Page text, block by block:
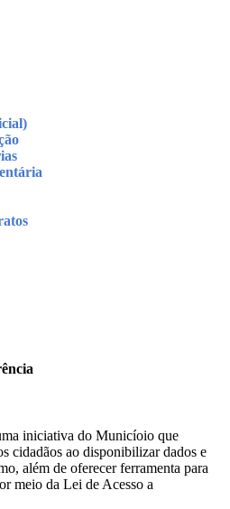
iniciativa do Municíoio que
cidadãos ao disponibilizar dados e
além de oferecer ferramenta para
meio da Lei de Acesso a